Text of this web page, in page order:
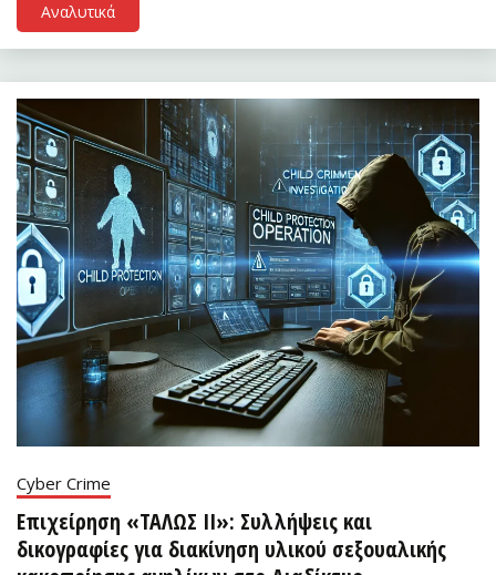
Αναλυτικά
Cyber Crime
Επιχείρηση «ΤΑΛΩΣ II»: Συλλήψεις και
δικογραφίες για διακίνηση υλικού σεξουαλικής